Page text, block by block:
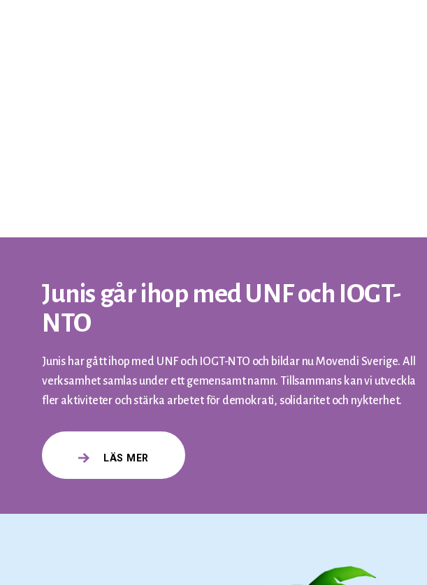
Junis går ihop med UNF och IOGT-
NTO
Junis har gått ihop med UNF och IOGT-NTO och bildar nu Movendi Sverige. All
verksamhet samlas under ett gemensamt namn. Tillsammans kan vi utveckla
fler aktiviteter och stärka arbetet för demokrati, solidaritet och nykterhet.
LÄS MER